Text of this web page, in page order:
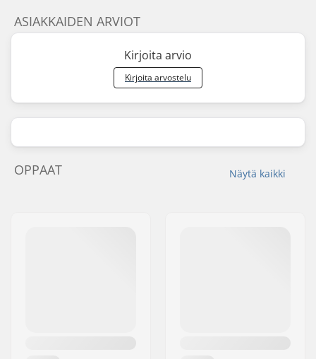
ASIAKKAIDEN ARVIOT
Kirjoita arvio
Kirjoita arvostelu
Näytä kaikki
OPPAAT